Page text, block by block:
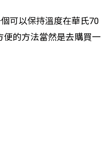
可以保持溫度在華氏70
便的方法當然是去購買一